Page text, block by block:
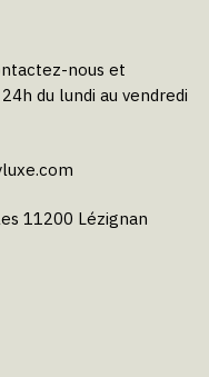
nous et
du lundi au vendredi
11200 Lézignan